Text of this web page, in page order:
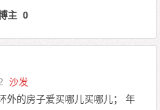
主 0
沙发
的房子爱买哪儿买哪儿； 年